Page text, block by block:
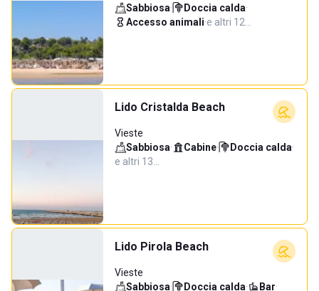
Sabbiosa· Doccia calda·
Accesso animali·e altri 12…
Lido Cristalda Beach
Vieste
Sabbiosa· Cabine· Doccia calda·
e altri 13…
Lido Pirola Beach
Vieste
Sabbiosa· Doccia calda· Bar·